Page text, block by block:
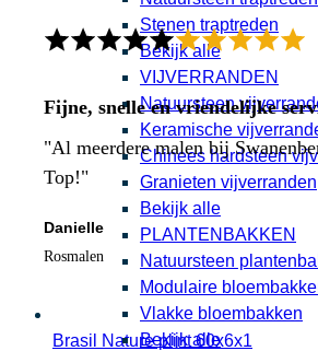
Brasil Nature plint 60x6x1
Stenen traptreden
Bekijk alle
VIJVERRANDEN
Natuursteen
Keramische
Chinees hardsteen
Granieten vijverranden
Bekijk alle
PLANTENBAKKEN
Natuursteen
Modulaire
Vlakke bloembakken
Bekijk alle
Fijne, snelle en vriendelijke
"Al meerdere malen bij
Top!"
Danielle
Rosmalen